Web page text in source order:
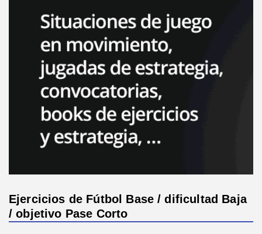
Ejercicios de Fútbol Base / dificultad Baja
/ objetivo Pase Corto